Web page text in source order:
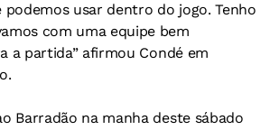
podemos usar dentro do jogo. Tenho
com uma equipe bem
a partida” afirmou Condé em
Barradão na manha deste sábado